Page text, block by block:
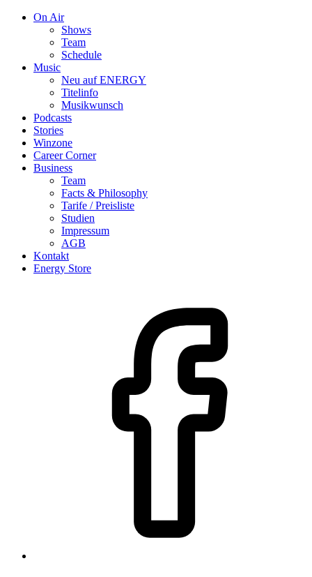
On Air
Shows
Team
Schedule
Music
Neu auf ENERGY
Titelinfo
Musikwunsch
Podcasts
Stories
Winzone
Career Corner
Business
Team
Facts & Philosophy
Tarife / Preisliste
Studien
Impressum
AGB
Kontakt
Energy Store